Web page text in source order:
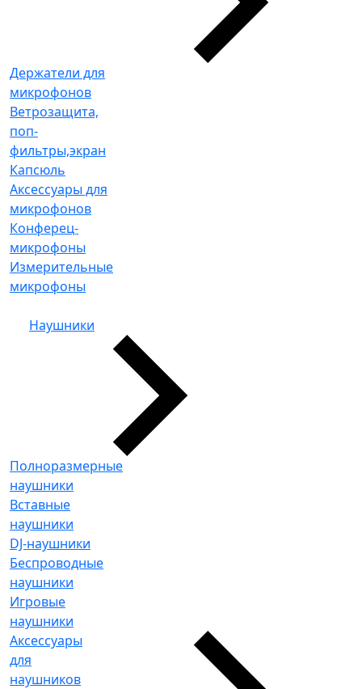
Держатели для
микрофонов
Ветрозащита,
поп-
фильтры,экран
Капсюль
Аксессуары для
микрофонов
Конферец-
микрофоны
Измерительные
микрофоны
Наушники
Полноразмерные
наушники
Вставные
наушники
DJ-наушники
Беспроводные
наушники
Игровые
наушники
Аксессуары
для
наушников